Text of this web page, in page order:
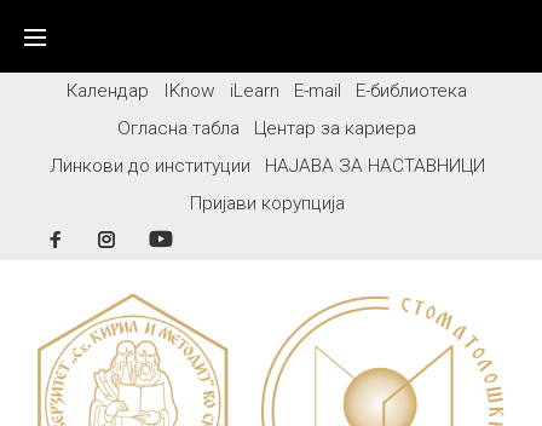
contentКалендар IKnow iLearn E-mail
Е-библиотека
Огласна табла
Центар за кариера
Линкови до институции
НАЈАВА ЗА НАСТАВНИЦИ
Пријави корупција
FacebookInstagram